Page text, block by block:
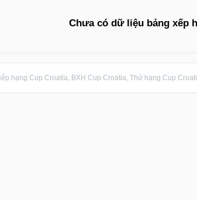
Chưa có dữ liệu bảng xếp
hạng Cup Croatia, BXH Cup Croatia, Thứ hạng Cup